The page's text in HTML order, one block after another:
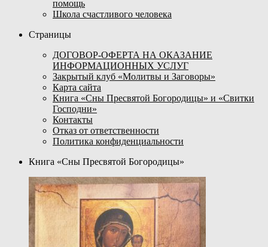
помощь
Школа счастливого человека
Страницы
ДОГОВОР-ОФЕРТА НА ОКАЗАНИЕ
ИНФОРМАЦИОННЫХ УСЛУГ
Закрытый клуб «Молитвы и Заговоры»
Карта сайта
Книга «Сны Пресвятой Богородицы» и «Свитки
Господни»
Контакты
Отказ от ответственности
Политика конфиденциальности
Книга «Сны Пресвятой Богородицы»